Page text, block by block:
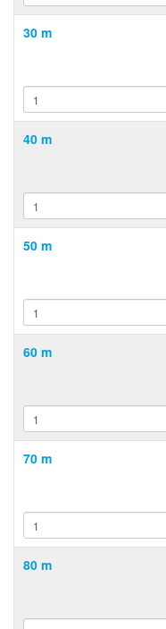
30 m
40 m
50 m
60 m
70 m
80 m